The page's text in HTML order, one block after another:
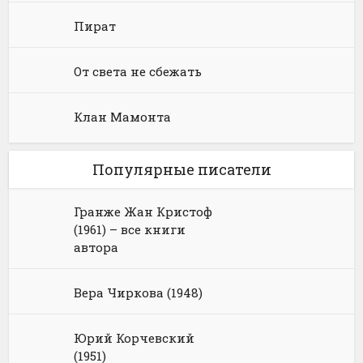
Пират
От света не сбежать
Клан Мамонта
Популярные писатели
Гранже Жан Кристоф
(1961) – все книги
автора
Вера Чиркова (1948)
Юрий Корчевский
(1951)